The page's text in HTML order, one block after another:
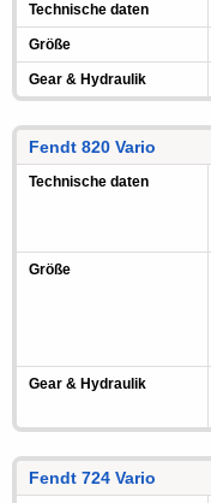
Technische daten
Größe
Gear & Hydraulik
Fendt 820 Vario
Technische daten
Größe
Gear & Hydraulik
Fendt 724 Vario